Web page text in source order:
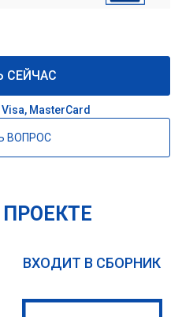
СЕЙЧАС
MasterCard
ВОПРОС
ВХОДИТ В СБОРНИК